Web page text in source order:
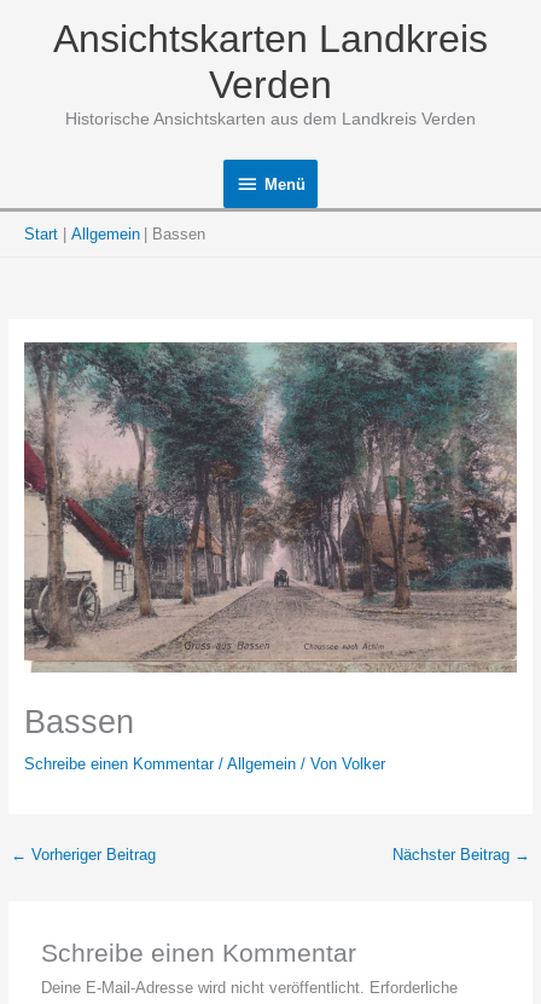
Ansichtskarten Landkreis
Verden
Historische Ansichtskarten aus dem Landkreis Verden
Menü
Menü
Start Allgemein Bassen
Bassen
Schreibe einen Kommentar / Allgemein/ Von Volker
← Vorheriger Beitrag Nächster Beitrag →
Schreibe einen Kommentar
Deine E-Mail-Adresse wird nicht veröffentlicht. Erforderliche